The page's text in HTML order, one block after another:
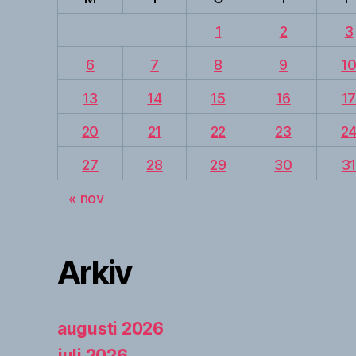
1
2
3
6
7 8 9
10
13
14 15 16
17
20
21 22 23
27
28 29 30
31
« nov
Arkiv
augusti 2026